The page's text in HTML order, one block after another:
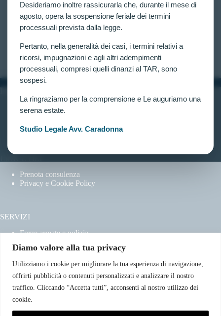
Diamo valore alla tua privacy
Utilizziamo i cookie per migliorare la tua esperienza di navigazione,
offrirti pubblicità o contenuti personalizzati e analizzare il nostro
traffico. Cliccando “Accetta tutti”, acconsenti al nostro utilizzo dei
cookie.
Desideriamo inoltre rassicurarla che, durante il mese di
agosto, opera la sospensione feriale dei termini
processuali prevista dalla legge.
Pertanto, nella generalità dei casi, i termini relativi a
ricorsi, impugnazioni e agli altri adempimenti
processuali, compresi quelli dinanzi al TAR, sono
sospesi.
La ringraziamo per la comprensione e Le auguriamo una
serena estate.
Studio Legale Avv. Caradonna
1887 Allievi Agenti della Polizia di Stato: disposta
verificazione per 2 candidati esclusi con la seguente
motivazione “Alterazione del senso cromatico (Non
distingue le tavole di Ishihara, non discrimina le
CLAUDIA CARADONNA MARZO 15, 2025
Home
Contatti
Prenota consulenza
Privacy e Cookie Policy
SERVIZI
Forze armate e polizia
Concorsi pubblici
Pubblico impiego
Contratti con la pubblica amministrazione
Vittime del dovere ed equiparati
CONTATTI